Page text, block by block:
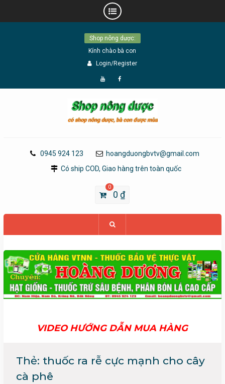
Shop nông dược:
Kính chào bà con
Login/Register
Đăng
YouTube
Page
0945 924 123
hoangduongbvtv@gmail.com
Có ship COD, Giao hàng trên toàn quốc
0
0₫
VIDEO HƯỚNG DẪN MUA HÀNG
Thẻ: thuốc ra rễ cực mạnh cho cây
cà phê